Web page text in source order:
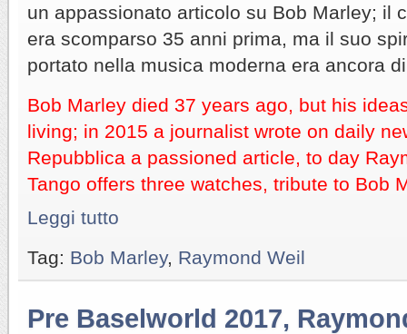
un appassionato articolo su Bob Marley; il
era scomparso 35 anni prima, ma il suo
portato nella musica moderna era ancora
Bob Marley died 37 years ago, but his
living; in 2015 a journalist wrote on daily
Repubblica a passioned article, to day
Tango offers three watches, tribute to Bob
Leggi tutto
Tag: Bob Marley, Raymond Weil
Pre Baselworld 2017,